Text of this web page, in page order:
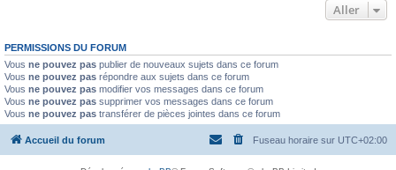
Aller
PERMISSIONS DU FORUM
Vous ne pouvez pas publier de nouveaux sujets dans ce forum
Vous ne pouvez pas répondre aux sujets dans ce forum
Vous ne pouvez pas modifier vos messages dans ce forum
Vous ne pouvez pas supprimer vos messages dans ce forum
Vous ne pouvez pas transférer de pièces jointes dans ce forum
Accueil du forum Fuseau horaire sur UTC+02:00